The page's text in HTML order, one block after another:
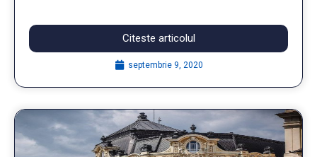
Citeste articolul
septembrie 9, 2020